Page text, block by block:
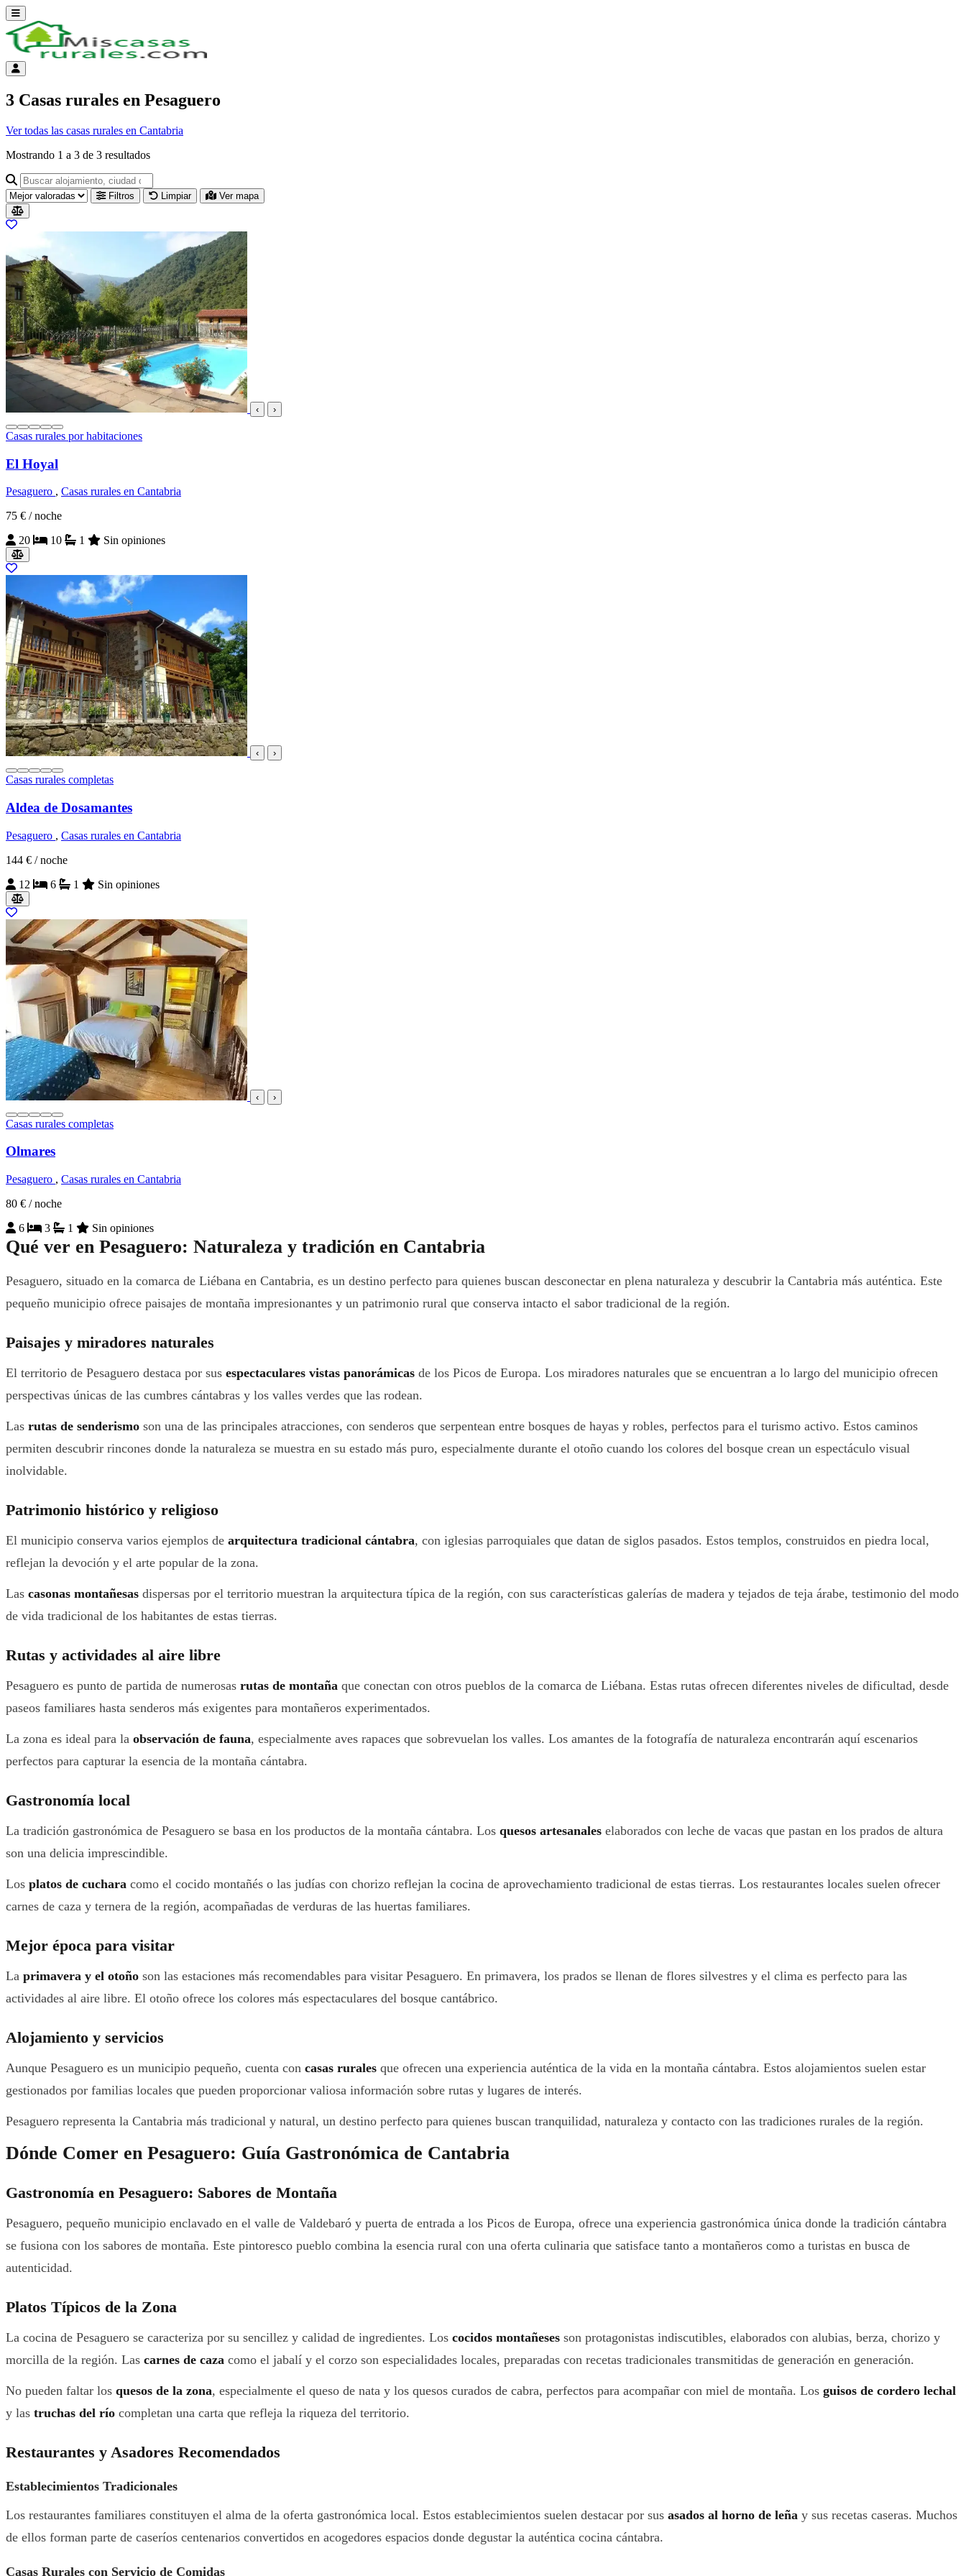
Abrir menú
Menú de cuenta
3 Casas rurales en Pesaguero
Ver todas las casas rurales en Cantabria
Mostrando 1 a 3 de 3 resultados
Buscar alojamiento, ciudad o provincia para ir a su página
Filtros Limpiar Ver mapa
Resultados del listado
‹ ›
Casas rurales por habitaciones
El Hoyal
Pesaguero , Casas rurales en Cantabria
75 € / noche
20
10 1 Sin opiniones
‹ ›
Casas rurales completas
Aldea de Dosamantes
Pesaguero , Casas rurales en Cantabria
144 € / noche
12
6 1 Sin opiniones
‹ ›
Casas rurales completas
Olmares
Pesaguero , Casas rurales en Cantabria
80 € / noche
6
3 1 Sin opiniones
Qué ver en Pesaguero: Naturaleza y tradición en Cantabria
Pesaguero, situado en la comarca de Liébana en Cantabria, es un destino perfecto para quienes buscan desconectar en plena naturaleza y descubrir la Cantabria más auténtica. Este
pequeño municipio ofrece paisajes de montaña impresionantes y un patrimonio rural que conserva intacto el sabor tradicional de la región.
Paisajes y miradores naturales
El territorio de Pesaguero destaca por sus espectaculares vistas panorámicas de los Picos de Europa. Los miradores naturales que se encuentran a lo largo del municipio ofrecen
perspectivas únicas de las cumbres cántabras y los valles verdes que las rodean.
Las rutas de senderismo son una de las principales atracciones, con senderos que serpentean entre bosques de hayas y robles, perfectos para el turismo activo. Estos caminos
permiten descubrir rincones donde la naturaleza se muestra en su estado más puro, especialmente durante el otoño cuando los colores del bosque crean un espectáculo visual
inolvidable.
Patrimonio histórico y religioso
El municipio conserva varios ejemplos de arquitectura tradicional cántabra, con iglesias parroquiales que datan de siglos pasados. Estos templos, construidos en piedra local,
reflejan la devoción y el arte popular de la zona.
Las casonas montañesas dispersas por el territorio muestran la arquitectura típica de la región, con sus características galerías de madera y tejados de teja árabe, testimonio del modo
de vida tradicional de los habitantes de estas tierras.
Rutas y actividades al aire libre
Pesaguero es punto de partida de numerosas rutas de montaña que conectan con otros pueblos de la comarca de Liébana. Estas rutas ofrecen diferentes niveles de dificultad, desde
paseos familiares hasta senderos más exigentes para montañeros experimentados.
La zona es ideal para la observación de fauna, especialmente aves rapaces que sobrevuelan los valles. Los amantes de la fotografía de naturaleza encontrarán aquí escenarios
perfectos para capturar la esencia de la montaña cántabra.
Gastronomía local
La tradición gastronómica de Pesaguero se basa en los productos de la montaña cántabra. Los quesos artesanales elaborados con leche de vacas que pastan en los prados de altura
son una delicia imprescindible.
Los platos de cuchara como el cocido montañés o las judías con chorizo reflejan la cocina de aprovechamiento tradicional de estas tierras. Los restaurantes locales suelen ofrecer
carnes de caza y ternera de la región, acompañadas de verduras de las huertas familiares.
Mejor época para visitar
La primavera y el otoño son las estaciones más recomendables para visitar Pesaguero. En primavera, los prados se llenan de flores silvestres y el clima es perfecto para las
actividades al aire libre. El otoño ofrece los colores más espectaculares del bosque cantábrico.
Alojamiento y servicios
Aunque Pesaguero es un municipio pequeño, cuenta con casas rurales que ofrecen una experiencia auténtica de la vida en la montaña cántabra. Estos alojamientos suelen estar
gestionados por familias locales que pueden proporcionar valiosa información sobre rutas y lugares de interés.
Pesaguero representa la Cantabria más tradicional y natural, un destino perfecto para quienes buscan tranquilidad, naturaleza y contacto con las tradiciones rurales de la región.
Dónde Comer en Pesaguero: Guía Gastronómica de Cantabria
Gastronomía en Pesaguero: Sabores de Montaña
Pesaguero, pequeño municipio enclavado en el valle de Valdebaró y puerta de entrada a los Picos de Europa, ofrece una experiencia gastronómica única donde la tradición cántabra
se fusiona con los sabores de montaña. Este pintoresco pueblo combina la esencia rural con una oferta culinaria que satisface tanto a montañeros como a turistas en busca de
autenticidad.
Platos Típicos de la Zona
La cocina de Pesaguero se caracteriza por su sencillez y calidad de ingredientes. Los cocidos montañeses son protagonistas indiscutibles, elaborados con alubias, berza, chorizo y
morcilla de la región. Las carnes de caza como el jabalí y el corzo son especialidades locales, preparadas con recetas tradicionales transmitidas de generación en generación.
No pueden faltar los quesos de la zona, especialmente el queso de nata y los quesos curados de cabra, perfectos para acompañar con miel de montaña. Los guisos de cordero lechal
y las truchas del río completan una carta que refleja la riqueza del territorio.
Restaurantes y Asadores Recomendados
Establecimientos Tradicionales
Los restaurantes familiares constituyen el alma de la oferta gastronómica local. Estos establecimientos suelen destacar por sus asados al horno de leña y sus recetas caseras. Muchos
de ellos forman parte de caseríos centenarios convertidos en acogedores espacios donde degustar la auténtica cocina cántabra.
Casas Rurales con Servicio de Comidas